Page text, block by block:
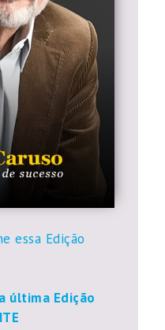
essa Edição
última Edição